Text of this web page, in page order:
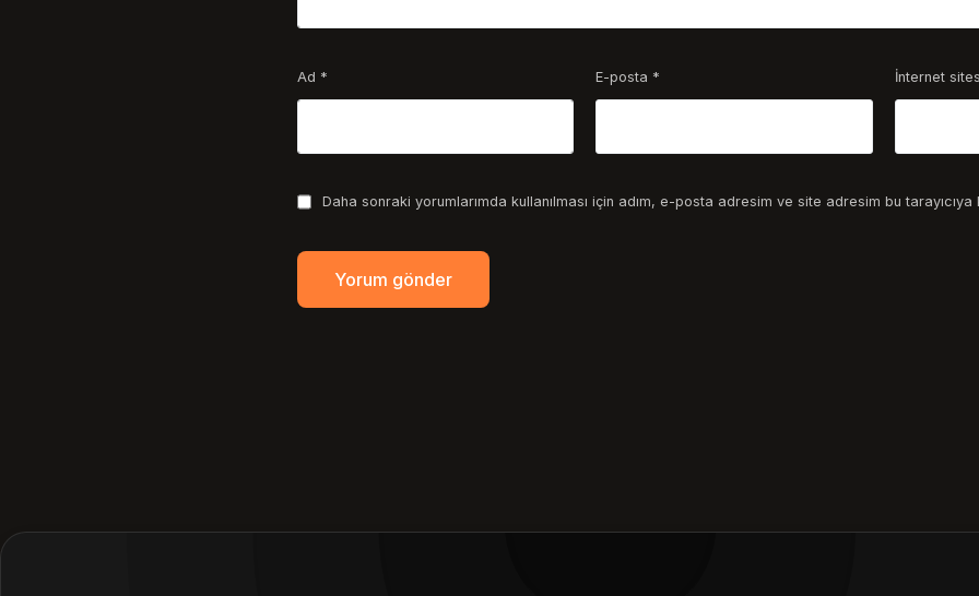
Ad * E-posta * İnternet
Daha sonraki yorumlarımda kullanılması için adım, e-posta adresim ve site adresim bu tarayıcıya